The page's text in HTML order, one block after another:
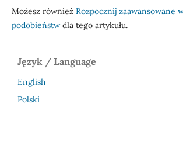
Możesz również Rozpocznij zaawansowane
podobieństwdla tego artykułu.
Język / Language
English
Polski